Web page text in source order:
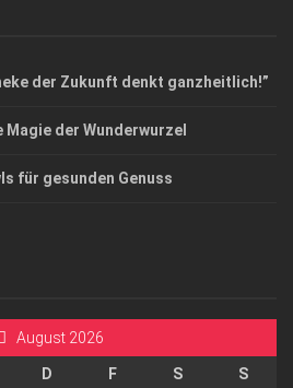
der Zukunft denkt ganzheitlich!”
Magie der Wunderwurzel
für gesunden Genuss
August 2026
D F S S